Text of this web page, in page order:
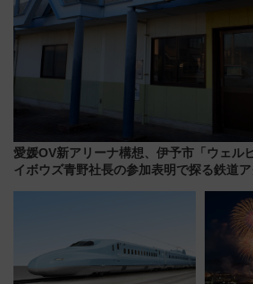
愛媛OV新アリーナ構想、伊予市「ウェル
イボウズ青野社長の参加表明で探る鉄道